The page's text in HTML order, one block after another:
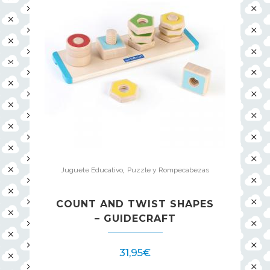
Juguete Educativo Puzzle y Rompecabezas
COUNT AND TWIST SHAPES
– GUIDECRAFT
31,95€